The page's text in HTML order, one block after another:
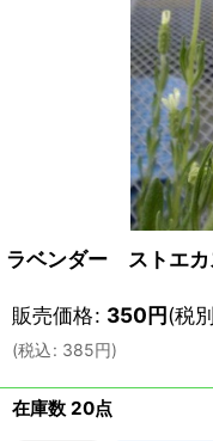
ラベンダー ストエ
販売価格: 350円(税
(税込: 385円)
在庫数 20点